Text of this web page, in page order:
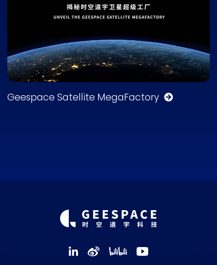
Geespace Satellite MegaFactory